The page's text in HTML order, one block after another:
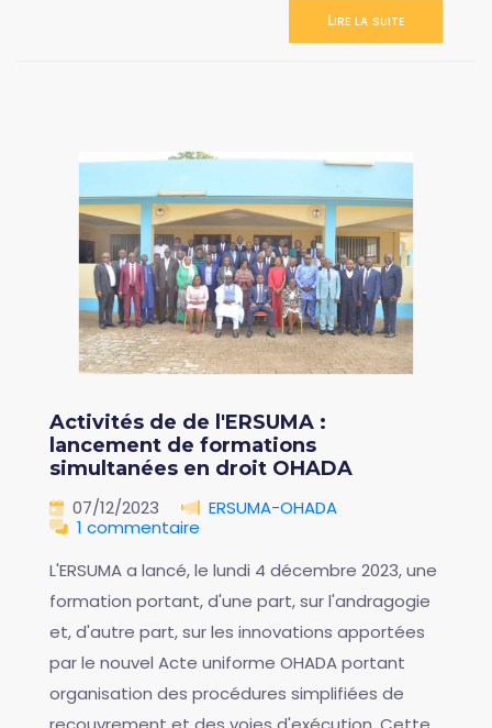
Lire la suite
Activités de de l'ERSUMA :
lancement de formations
simultanées en droit OHADA
07/12/2023
ERSUMA-OHADA
1 commentaire
L'ERSUMA a lancé, le lundi 4 décembre 2023, une
formation portant, d'une part, sur l'andragogie
et, d'autre part, sur les innovations apportées
par le nouvel Acte uniforme OHADA portant
organisation des procédures simplifiées de